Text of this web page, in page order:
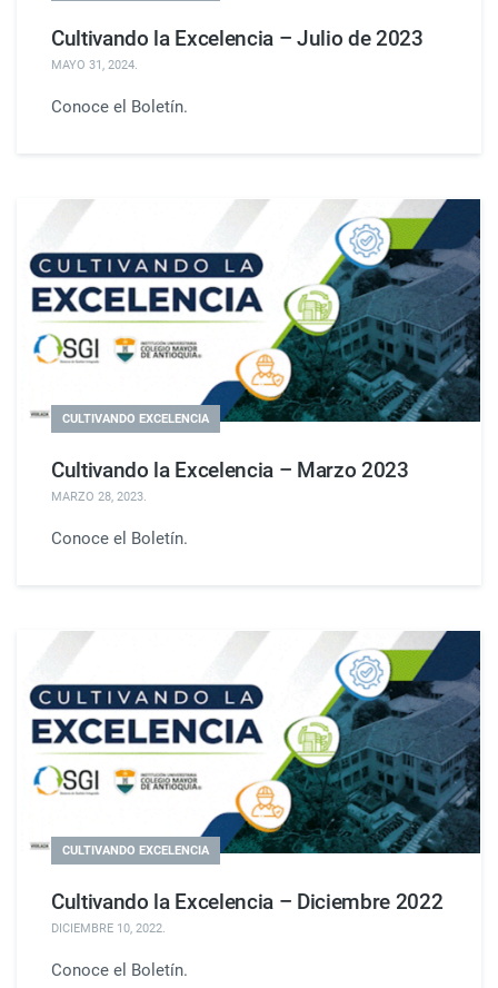
Cultivando la Excelencia – Julio de 2023
MAYO 31, 2024.
Conoce el Boletín.
CULTIVANDO EXCELENCIA
Cultivando la Excelencia – Marzo 2023
MARZO 28, 2023.
Conoce el Boletín.
CULTIVANDO EXCELENCIA
Cultivando la Excelencia – Diciembre 2022
DICIEMBRE 10, 2022.
Conoce el Boletín.